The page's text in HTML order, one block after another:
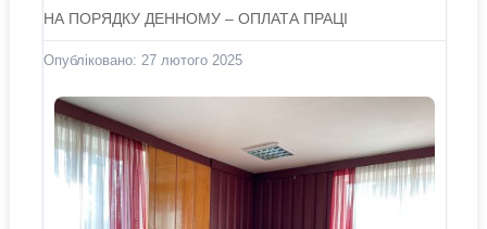
Новини з регіонів
Проекти
НА ПОРЯДКУ ДЕННОМУ – ОПЛАТА ПРАЦІ
Опубліковано: 27 лютого 2025